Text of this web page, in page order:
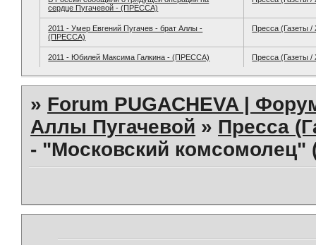
сердце Пугачевой - (ПРЕССА)
2011 - Умер Евгений Пугачев - брат Аллы -
(ПРЕССА)
Пресса (Газеты
2011 - Юбилей Максима Галкина - (ПРЕССА) Пресса (Газеты
» Forum PUGACHEVA |
Аллы Пугачевой » Пресса
- "Московский комсомолец"